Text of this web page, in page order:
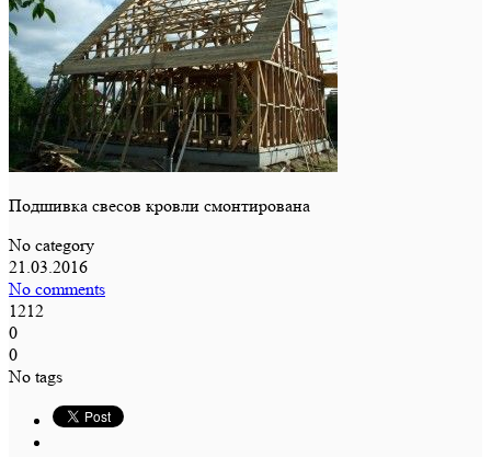
Подшивка свесов кровли смонтирована
No category
21.03.2016
No comments
1212
0
0
No tags